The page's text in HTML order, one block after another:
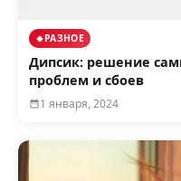
РАЗНОЕ
Дипсик: решение
проблем и сбоев
1 января, 2024